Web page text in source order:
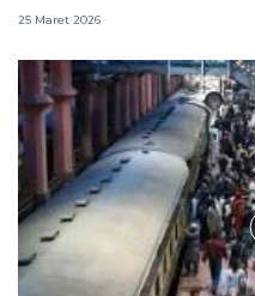
25 Maret 2026